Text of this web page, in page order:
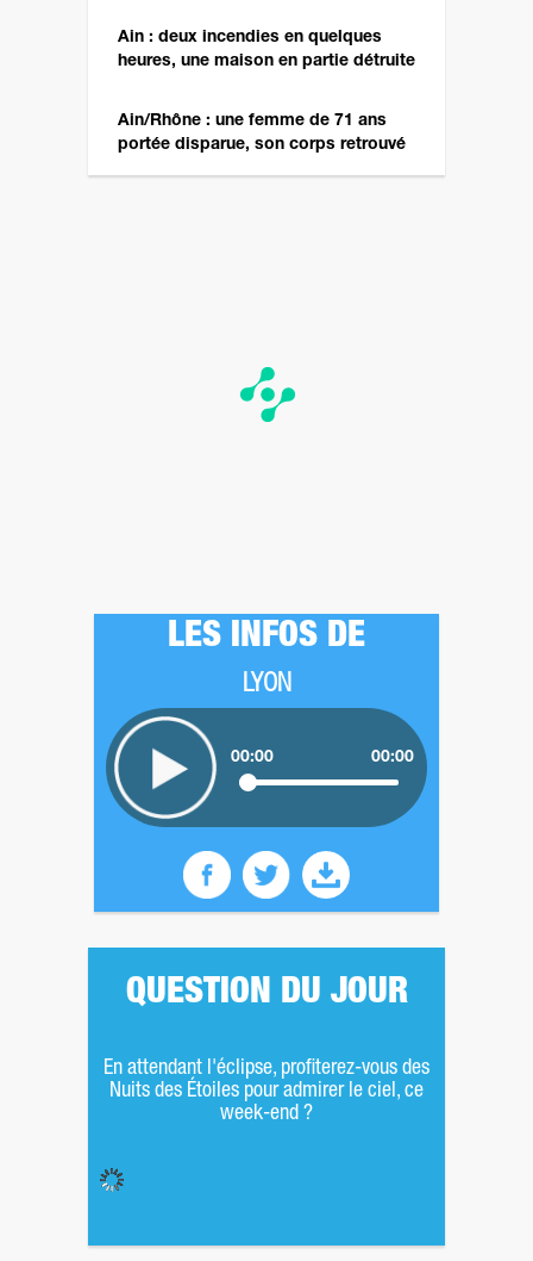
Ain : deux incendies en quelques
heures, une maison en partie détruite
Ain/Rhône : une femme de 71 ans
portée disparue, son corps retrouvé
LES INFOS DE
LYON
00:00 00:00
QUESTION DU JOUR
En attendant l'éclipse, profiterez-vous des
Nuits des Étoiles pour admirer le ciel, ce
week-end ?